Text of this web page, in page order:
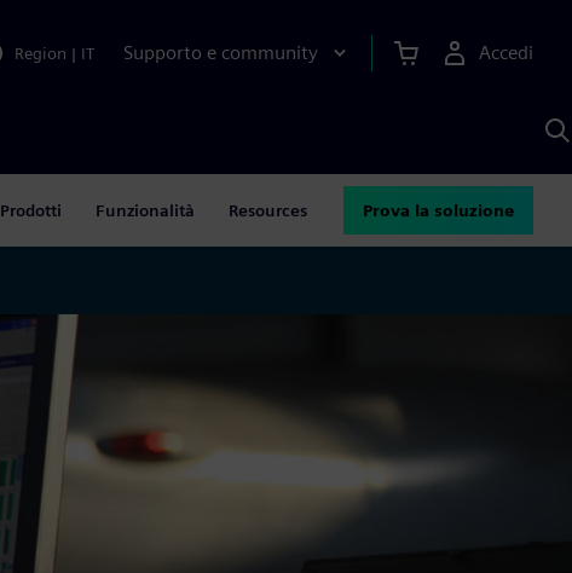
Region | IT Supporto e community Accedi
Prodotti Funzionalità Resources Prova la soluzione